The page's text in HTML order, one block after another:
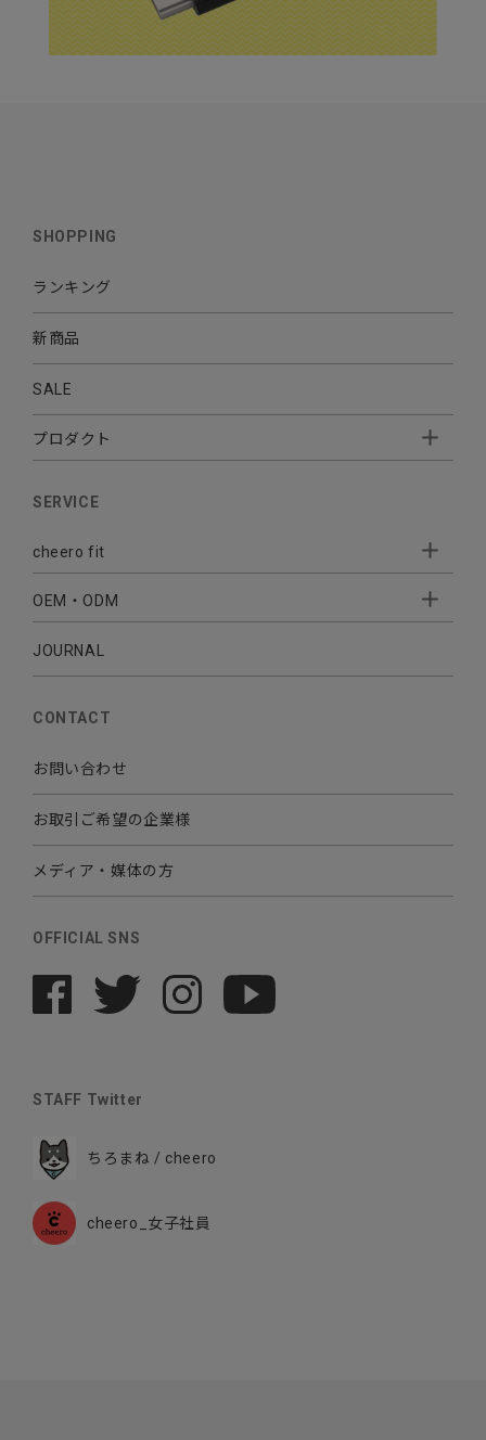
SHOPPING
ランキング
新商品
SALE
プロダクト
AUDIO
CABLE CHARGER
Sleepion
MOBILE
SERVICE
cheero fit
- Sleepion3
- 軟骨伝導式集音器
OEM・ODM
- OEM・ODM 開発
JOURNAL
CONTACT
お問い合わせ
お取引ご希望の企業様
メディア・媒体の方
OFFICIAL SNS
STAFF Twitter
ちろまね / cheero
cheero_女子社員